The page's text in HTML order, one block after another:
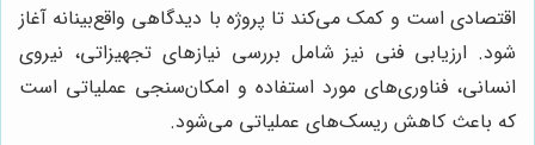
اقتصادی است و کمک می‌کند تا پروژه با دیدگاهی واقع‌بینانه آغاز
شود. ارزیابی فنی نیز شامل بررسی نیازهای تجهیزاتی، نیروی
انسانی، فناوری‌های مورد استفاده و امکان‌سنجی عملیاتی است
که باعث کاهش ریسک‌های عملیاتی می‌شود.